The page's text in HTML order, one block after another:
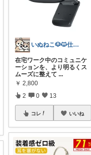
いぬねこ🐶🐱仕事も暮らしも楽しく☺︎
在宅ワーク中のコミュニケ
ーションを、より明るくス
ムーズに整えて ...
￥ 2,800
2 0 13
コレ いいね